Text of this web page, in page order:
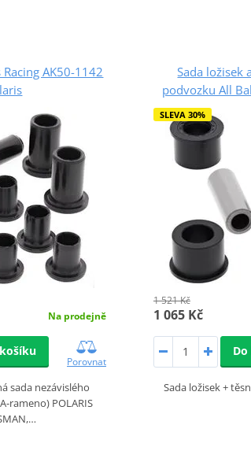
AK50-1142
Na prodejně
Porovnat
sada nezávislého
rameno) POLARIS
Sada ložisek
podvozku All
SLEVA 30%
1 521 Kč
1 065 Kč
Sada ložisek +